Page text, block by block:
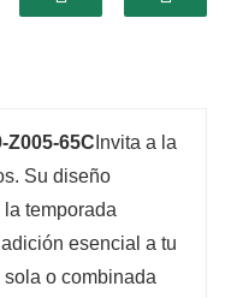
Esta exquisita
y alegría a
y conserva
para adornar el
la chimenea o
navideña, esta
Z005-65C Invita a la
Su diseño
temporada
esencial a tu
o combinada